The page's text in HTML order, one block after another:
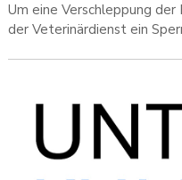
Um eine Verschleppung
der Veterinärdienst ein